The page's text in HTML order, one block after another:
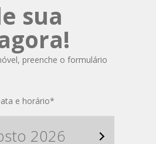
sua
preenche o formulário
e horário*
2026